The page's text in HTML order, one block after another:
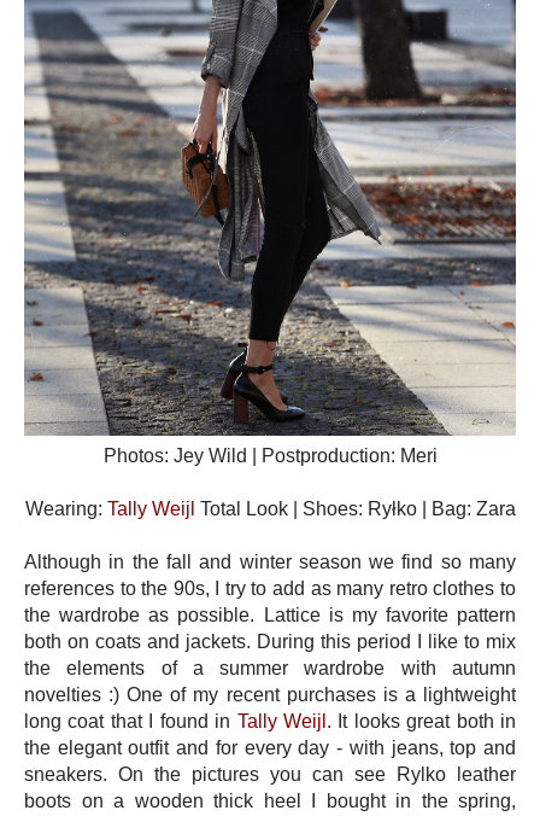
Photos: Jey Wild | Postproduction: Meri
Wearing: Tally Weijl Total Look | Shoes: Ryłko | Bag: Zara
Although in the fall and winter season we find so many
references to the 90s, I try to add as many retro clothes to
the wardrobe as possible. Lattice is my favorite pattern
both on coats and jackets. During this period I like to mix
the elements of a summer wardrobe with autumn
novelties :) One of my recent purchases is a lightweight
long coat that I found in Tally Weijl . It looks great both in
the elegant outfit and for every day - with jeans, top and
sneakers. On the pictures you can see Rylko leather
boots on a wooden thick heel I bought in the spring,